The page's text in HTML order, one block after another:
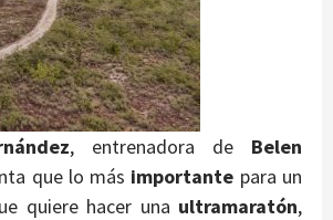
, entrenadora de Belen
que lo más importante para un
quiere hacer una ultramaratón,